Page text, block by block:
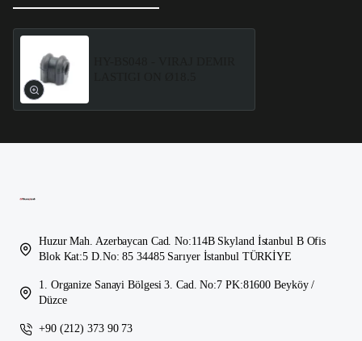
Huzur Mah. Azerbaycan Cad. No:114B Skyland İstanbul B Ofis
Blok Kat:5 D.No: 85 34485 Sarıyer İstanbul TÜRKİYE
1. Organize Sanayi Bölgesi 3. Cad. No:7 PK:81600 Beyköy /
Düzce
+90 (212) 373 90 73